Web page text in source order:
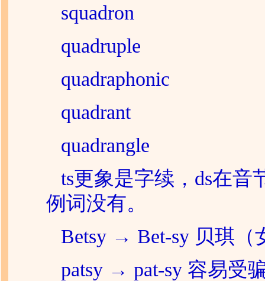
squadron
quadruple
quadraphonic
quadrant
quadrangle
ts更象是字续，ds在音
例词没有。
Betsy → Bet-sy 贝琪（
patsy → pat-sy 容易受